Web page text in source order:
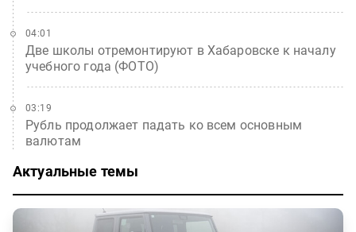
Две школы отремонтируют в Хабаровске к началу
учебного года (ФОТО)
04:01
Рубль продолжает падать ко всем основным
валютам
03:19
Актуальные темы